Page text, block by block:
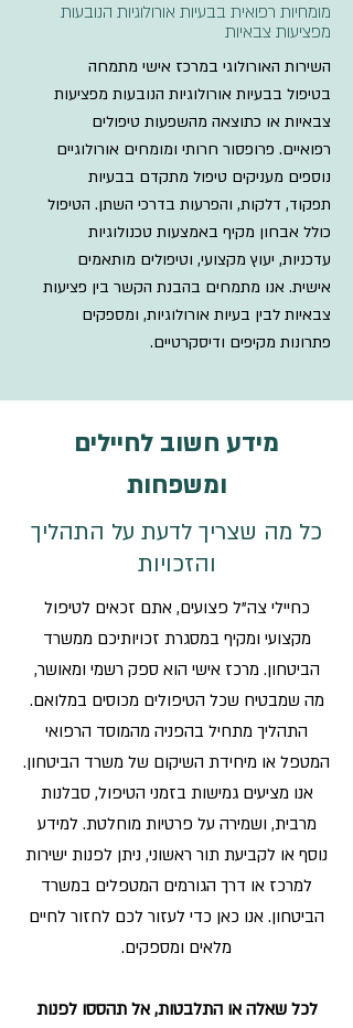
מומחיות רפואית בבעיות אורולוגיות הנובעות
מפציעות צבאיות
השירות האורולוגי במרכז אישי מתמחה
בטיפול בבעיות אורולוגיות הנובעות מפציעות
צבאיות או כתוצאה מהשפעות טיפולים
רפואיים. פרופסור חרותי ומומחים אורולוגיים
נוספים מעניקים טיפול מתקדם בבעיות
תפקוד, דלקות, והפרעות בדרכי השתן. הטיפול
כולל אבחון מקיף באמצעות טכנולוגיות
עדכניות, יעוץ מקצועי, וטיפולים מותאמים
אישית. אנו מתמחים בהבנת הקשר בין פציעות
צבאיות לבין בעיות אורולוגיות, ומספקים
פתרונות מקיפים ודיסקרטיים.
מידע חשוב לחיילים
ומשפחות
כל מה שצריך לדעת על התהליך
והזכויות
כחיילי צה"ל פצועים, אתם זכאים לטיפול
מקצועי ומקיף במסגרת זכויותיכם ממשרד
הביטחון. מרכזאישי הוא ספק רשמי ומאושר,
מה שמבטיח שכל הטיפולים מכוסים במלואם.
התהליך מתחיל בהפניה מהמוסד הרפואי
המטפל או מיחידת השיקום של משרד הביטחון.
אנו מציעים גמישות בזמני הטיפול, סבלנות
מרבית, ושמירה על פרטיות מוחלטת. למידע
נוסף או לקביעת תור ראשוני, ניתן לפנות ישירות
למרכז או דרך הגורמים המטפלים במשרד
הביטחון. אנו כאן כדי לעזור לכם לחזור לחיים
מלאים ומספקים.
לכל שאלה או התלבטות, אל תהססו לפנות